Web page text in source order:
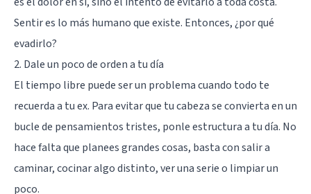
Sentir es lo más humano que existe. Entonces, ¿por qué
evadirlo?
2. Dale un poco de orden a tu día
El tiempo libre puede ser un problema cuando todo te
recuerda a tu ex. Para evitar que tu cabeza se convierta en un
bucle de pensamientos tristes, ponle estructura a tu día. No
hace falta que planees grandes cosas, basta con salir a
caminar, cocinar algo distinto, ver una serie o limpiar un
poco.